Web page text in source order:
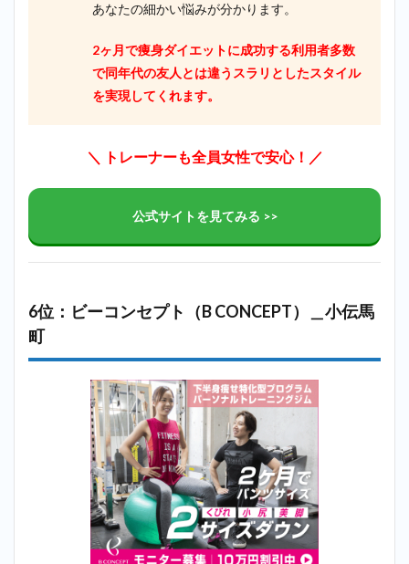
あなたの細かい悩みが分かります。
2ヶ月で痩身ダイエットに成功する利用者多数
で同年代の友人とは違うスラリとしたスタイル
を実現してくれます。
＼ トレーナーも全員女性で安心！／
公式サイトを見てみる >>
6位：ビーコンセプト（B CONCEPT）＿小伝馬
町